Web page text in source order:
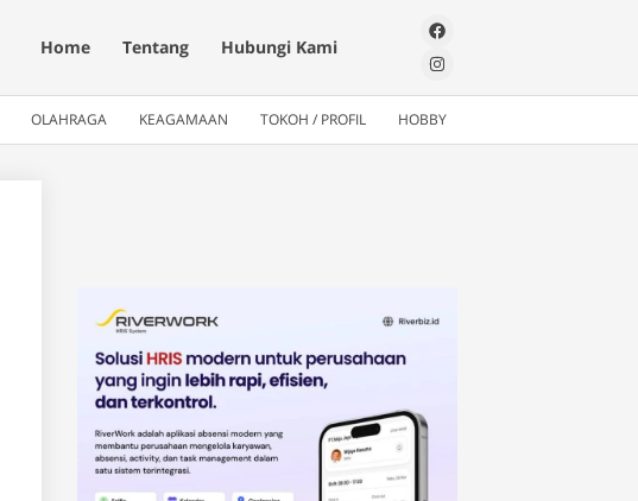
Home Tentang Hubungi Kami
OLAHRAGA KEAGAMAAN TOKOH / PROFIL HOBBY